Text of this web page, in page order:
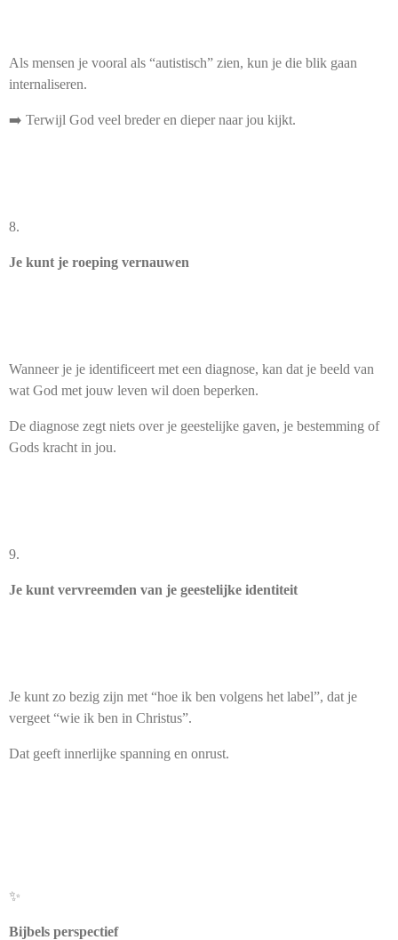
Als mensen je vooral als “autistisch” zien, kun je die blik gaan
internaliseren.
➡️ Terwijl God veel breder en dieper naar jou kijkt.
8.
Je kunt je roeping vernauwen
Wanneer je je identificeert met een diagnose, kan dat je beeld van
wat God met jouw leven wil doen beperken.
De diagnose zegt niets over je geestelijke gaven, je bestemming of
Gods kracht in jou.
9.
Je kunt vervreemden van je geestelijke identiteit
Je kunt zo bezig zijn met “hoe ik ben volgens het label”, dat je
vergeet “wie ik ben in Christus”.
Dat geeft innerlijke spanning en onrust.
✨
Bijbels perspectief